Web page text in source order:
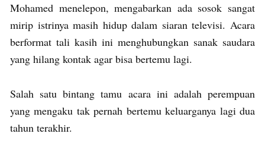
Mohamed menelepon, mengabarkan ada sosok sangat
mirip istrinya masih hidup dalam siaran televisi. Acara
berformat tali kasih ini menghubungkan sanak saudara
yang hilang kontak agar bisa bertemu lagi.
Salah satu bintang tamu acara ini adalah perempuan
yang mengaku tak pernah bertemu keluarganya lagi dua
tahun terakhir.